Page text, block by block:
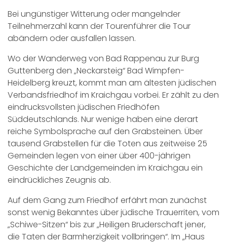
Bei ungünstiger Witterung oder mangelnder
Teilnehmerzahl kann der Tourenführer die Tour
abändern oder ausfallen lassen.
Wo der Wanderweg von Bad Rappenau zur Burg
Guttenberg den „Neckarsteig“ Bad Wimpfen-
Heidelberg kreuzt, kommt man am ältesten jüdischen
Verbandsfriedhof im Kraichgau vorbei. Er zählt zu den
eindrucksvollsten jüdischen Friedhöfen
Süddeutschlands. Nur wenige haben eine derart
reiche Symbolsprache auf den Grabsteinen. Über
tausend Grabstellen für die Toten aus zeitweise 25
Gemeinden legen von einer über 400-jährigen
Geschichte der Landgemeinden im Kraichgau ein
eindrückliches Zeugnis ab.
Auf dem Gang zum Friedhof erfährt man zunächst
sonst wenig Bekanntes über jüdische Trauerriten, vom
„Schiwe-Sitzen“ bis zur „Heiligen Bruderschaft jener,
die Taten der Barmherzigkeit vollbringen“. Im „Haus